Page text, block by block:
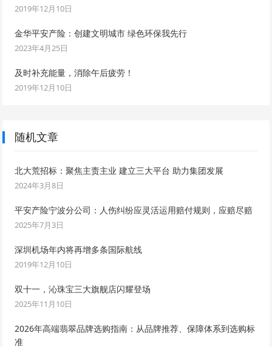
2019年12月10日
金华平安产险：创建文明城市 绿色环保我先行
2023年4月25日
及时补充能量，消除午后疲劳！
2019年12月10日
随机文章
北大荒招标：聚焦主责主业 建立三大平台 助力集团发展
2024年3月8日
平安产险宁波分公司：人伤纠纷应灵活运用赔付规则，应赔尽赔
2025年7月3日
深圳机场年内将再增多条国际航线
2019年12月10日
双十一，沁珠宝三大旗舰店闪耀登场
2025年11月10日
2026年高端翡翠品牌选购指南：从品牌推荐、保障体系到选购标
准